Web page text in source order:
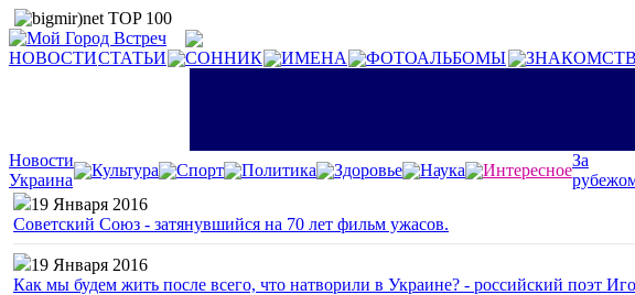
НОВОСТИСТАТЬИ СОННИК ИМЕНА ФОТОАЛЬБОМЫ
Новости
Украина
Культура Спорт Политика Здоровье Наука Интересное
За
19 Января 2016
Советский Союз - затянувшийся на 70 лет фильм ужасов.
19 Января 2016
Как мы будем жить после всего, что натворили в Украине? - российский поэт